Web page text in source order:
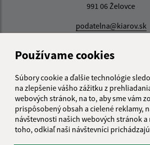
Používame cookies
Súbory cookie a ďalšie technológie
na zlepšenie vášho zážitku z
webových stránok, na to, aby sme vám
prispôsobený obsah a cielené reklamy,
návštevnosti našich webových stránok
toho, odkiaľ naši návštevníci
991 06 Želovce
podatelna@kiarov.sk
IČO: 00319376